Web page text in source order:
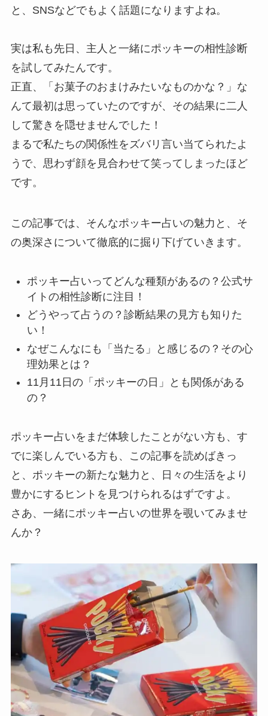
と、SNSなどでもよく話題になりますよね。
実は私も先日、主人と一緒にポッキーの相性診断
を試してみたんです。
正直、「お菓子のおまけみたいなものかな？」な
んて最初は思っていたのですが、その結果に二人
して驚きを隠せませんでした！
まるで私たちの関係性をズバリ言い当てられたよ
うで、思わず顔を見合わせて笑ってしまったほど
です。
この記事では、そんなポッキー占いの魅力と、そ
の奥深さについて徹底的に掘り下げていきます。
ポッキー占いってどんな種類があるの？公式サ
イトの相性診断に注目！
どうやって占うの？診断結果の見方も知りた
い！
なぜこんなにも「当たる」と感じるの？その心
理効果とは？
11月11日の「ポッキーの日」とも関係がある
の？
ポッキー占いをまだ体験したことがない方も、す
でに楽しんでいる方も、この記事を読めばきっ
と、ポッキーの新たな魅力と、日々の生活をより
豊かにするヒントを見つけられるはずですよ。
さあ、一緒にポッキー占いの世界を覗いてみませ
んか？